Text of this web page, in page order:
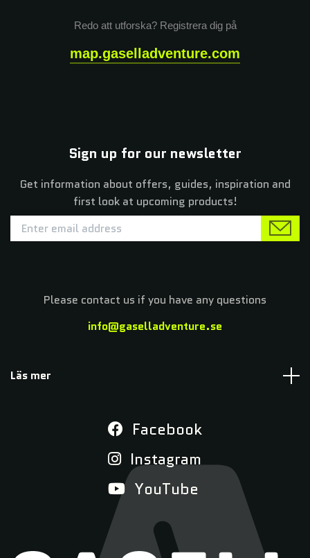
Redo att utforska? Registrera dig på
map.gaselladventure.com
Sign up for our newsletter
Get information about offers, guides, inspiration and
first look at upcoming products!
Please contact us if you have any questions
info@gaselladventure.se
Läs mer
Facebook
Instagram
YouTube